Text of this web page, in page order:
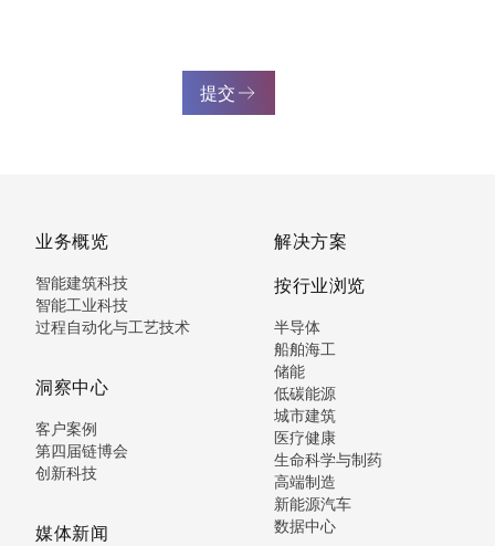
提交
业务概览
智能建筑科技
智能工业科技
过程自动化与工艺技术
洞察中心
客户案例
第四届链博会
创新科技
媒体新闻
解决方案
按行业浏览
半导体
船舶海工
储能
低碳能源
城市建筑
医疗健康
生命科学与制药
高端制造
新能源汽车
数据中心